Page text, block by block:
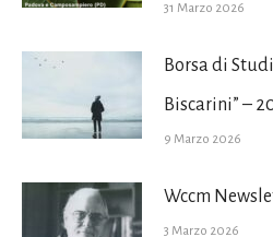
31 Marzo 2026
Borsa di
Biscarini” –
9 Marzo 2026
Wccm
3 Marzo 2026